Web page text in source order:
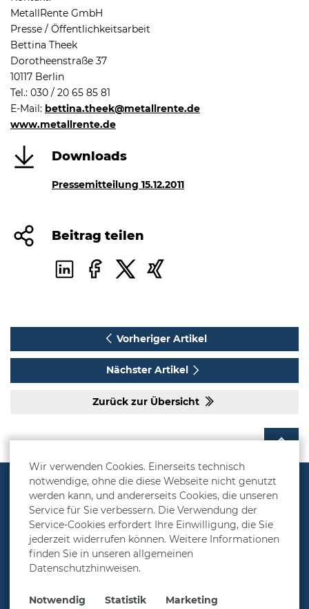
Wir verwenden Cookies. Einerseits technisch
notwendige, ohne die diese Webseite nicht genutzt
werden kann, und andererseits Cookies, die unseren
Service für Sie verbessern. Die Verwendung der
Service-Cookies erfordert Ihre Einwilligung, die Sie
jederzeit widerrufen können. Weitere Informationen
finden Sie in unseren allgemeinen
Datenschutzhinweisen.
Notwendig Statistik Marketing
MetallRente GmbH
Presse / Öffentlichkeitsarbeit
Bettina Theek
Dorotheenstraße 37
10117 Berlin
Tel.: 030 / 20 65 85 81
E-Mail: bettina.theek@metallrente.de
www.metallrente.de
Downloads
Pressemitteilung 15.12.2011
Beitrag teilen
Vorheriger Artikel
Nächster Artikel
Zurück zur Übersicht
Vorsorgelösungen
Rechner
Über MetallRente
Presse & Aktuelles